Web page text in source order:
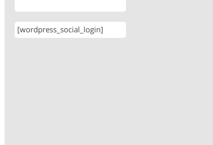
[wordpress_social_login]